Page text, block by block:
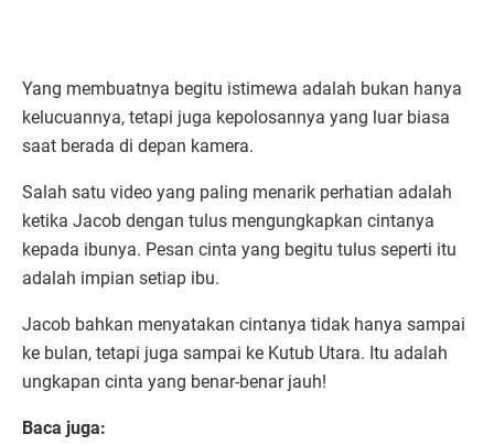
Yang membuatnya begitu istimewa adalah bukan hanya
kelucuannya, tetapi juga kepolosannya yang luar biasa
saat berada di depan kamera.
Salah satu video yang paling menarik perhatian adalah
ketika Jacob dengan tulus mengungkapkan cintanya
kepada ibunya. Pesan cinta yang begitu tulus seperti itu
adalah impian setiap ibu.
Jacob bahkan menyatakan cintanya tidak hanya sampai
ke bulan, tetapi juga sampai ke Kutub Utara. Itu adalah
ungkapan cinta yang benar-benar jauh!
Baca juga: